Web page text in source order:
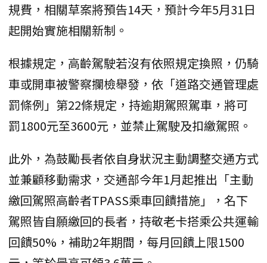
規費，相關草案將預告14天，預計今年5月31日
起開始實施相關新制。
根據規定，高齡駕駛若沒有依照規定換照，仍騎
車或開車被警察攔檢舉發，依「道路交通管理處
罰條例」第22條規定，持逾期駕照駕車，將可
罰1800元至3600元，並禁止駕駛及扣繳駕照。
此外，為鼓勵長者依自身狀況主動調整交通方式
並兼顧移動需求，交通部今年1月起推出「主動
繳回駕照高齡者TPASS乘車回饋措施」，名下
駕照皆自願繳回的長者，持敬老卡搭乘公共運輸
回饋50%，補助2年期間，每月回饋上限1500